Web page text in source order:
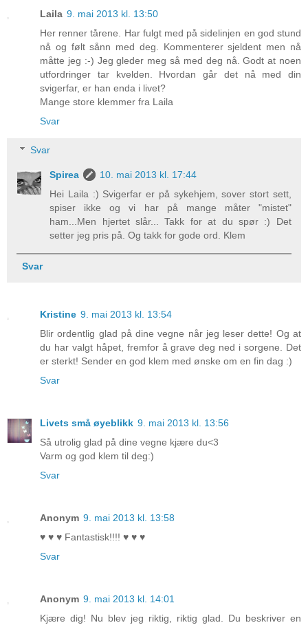
Laila 9. mai 2013 kl. 13:50
Her renner tårene. Har fulgt med på sidelinjen en god stund
nå og følt sånn med deg. Kommenterer sjeldent men nå
måtte jeg :-) Jeg gleder meg så med deg nå. Godt at noen
utfordringer tar kvelden. Hvordan går det nå med din
svigerfar, er han enda i livet?
Mange store klemmer fra Laila
Svar
Svar
Spirea
10. mai 2013 kl. 17:44
Hei Laila :) Svigerfar er på sykehjem, sover stort sett,
spiser ikke og vi har på mange måter "mistet"
ham...Men hjertet slår... Takk for at du spør :) Det
setter jeg pris på. Og takk for gode ord. Klem
Svar
Kristine 9. mai 2013 kl. 13:54
Blir ordentlig glad på dine vegne når jeg leser dette! Og at
du har valgt håpet, fremfor å grave deg ned i sorgene. Det
er sterkt! Sender en god klem med ønske om en fin dag :)
Svar
Livets små øyeblikk 9. mai 2013 kl. 13:56
Så utrolig glad på dine vegne kjære du<3
Varm og god klem til deg:)
Svar
Anonym 9. mai 2013 kl. 13:58
♥ ♥ ♥ Fantastisk!!!! ♥ ♥ ♥
Svar
Anonym 9. mai 2013 kl. 14:01
Kjære dig! Nu blev jeg riktig, riktig glad. Du beskriver en